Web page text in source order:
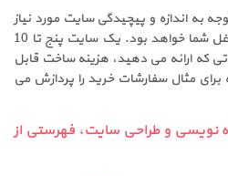
به اندازه و پیچیدگی سایت مورد نیاز
در تأمین نیازهای مربوط به مشاغل شما خواهد بود. یک سایت پنج تا 10
که ارائه می دهید، هزینه ساخت قابل
برای مثال سفارشات خرید را پردازش می
نویسی و طراحی سایت، فهرستی از